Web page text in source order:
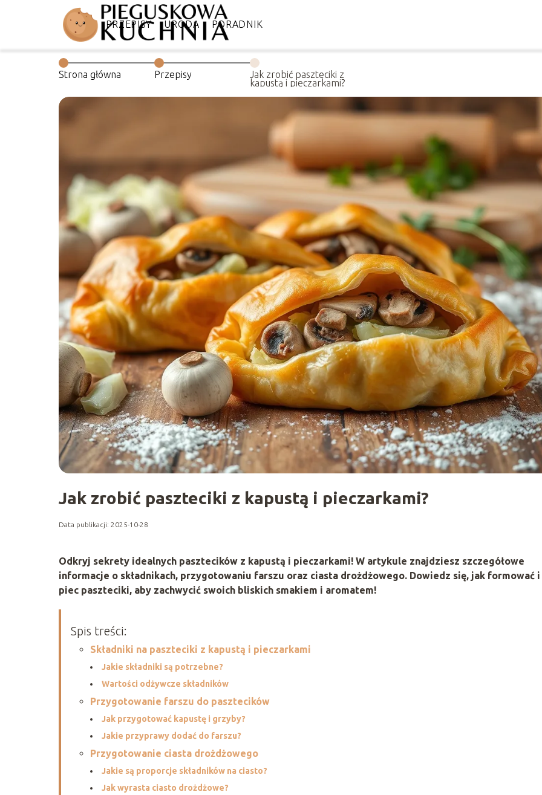
DIETA PRZEPISY URODA PORADNIK
Strona główna Przepisy Jak zrobić paszteciki z
kapustą i pieczarkami?
Jak zrobić paszteciki z kapustą i pieczarkami?
Data publikacji: 2025-10-28
Odkryj sekrety idealnych pasztecików z kapustą i pieczarkami! W artykule znajdziesz szczegółowe
informacje o składnikach, przygotowaniu farszu oraz ciasta drożdżowego. Dowiedz się, jak formować i
piec paszteciki, aby zachwycić swoich bliskich smakiem i aromatem!
Spis treści:
Składniki na paszteciki z kapustą i pieczarkami
Jakie składniki są potrzebne?
Wartości odżywcze składników
Przygotowanie farszu do pasztecików
Jak przygotować kapustę i grzyby?
Jakie przyprawy dodać do farszu?
Przygotowanie ciasta drożdżowego
Jakie są proporcje składników na ciasto?
Jak wyrasta ciasto drożdżowe?